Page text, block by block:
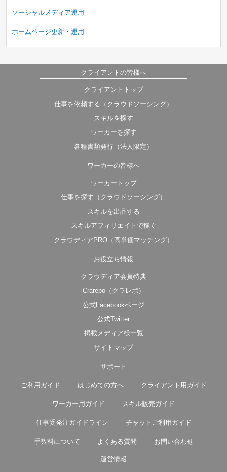
ソーシャルメディア運用
ホームページ更新・運用
クライアントの皆様へ
クライアントトップ
仕事を依頼する（クラウドソーシング）
スキルを探す
ワーカーを探す
各種書類発行（法人限定）
ワーカーの皆様へ
ワーカートップ
仕事を探す（クラウドソーシング）
スキルを出品する
スキルアフィリエイトで稼ぐ
クラウディアPRO（高単価マッチング）
お役立ち情報
クラウディア会員特典
Crarepo（クラレポ）
公式Facebookページ
公式Twitter
掲載メディア様一覧
サイトマップ
サポート
ご利用ガイド はじめての方へ クライアント用ガイド
ワーカー用ガイド スキル販売ガイド
仕事受発注ガイドライン チャットご利用ガイド
手数料について よくある質問 お問い合わせ
運営情報